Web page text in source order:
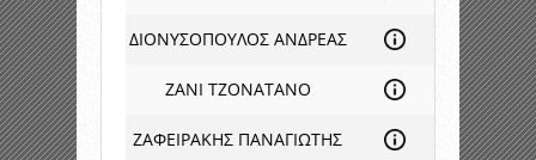
ΔΙΟΝΥΣΟΠΟΥΛΟΣ ΑΝΔΡΕΑΣ
ΖΑΝΙ ΤΖΟΝΑΤΑΝΟ
ΖΑΦΕΙΡΑΚΗΣ ΠΑΝΑΓΙΩΤΗΣ